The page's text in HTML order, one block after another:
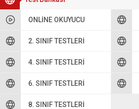
ONLINE OKUYUCU
2. SINIF TESTLERI
4. SINIF TESTLERI
6. SINIF TESTLERI
8. SINIF TESTLERI